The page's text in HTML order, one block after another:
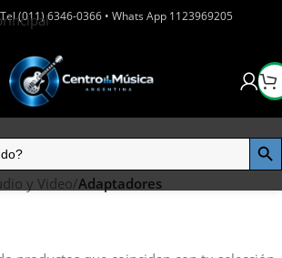
(011) 6346-0366 • Whats App 1123969205
y Video/Adaptadores